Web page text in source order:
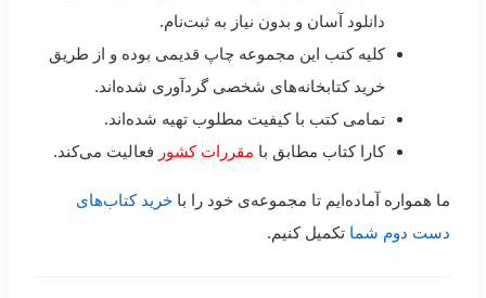
دانلود آسان و بدون نیاز به ثبت‌نام.
کلیه کتب این مجموعه چاپ قدیمی بوده و از طریق
خرید کتابخانه‌های شخصی گردآوری شده‌اند.
تمامی کتب با کیفیت مطلوب تهیه شده‌اند.
کارا کتاب مطابق با مقررات کشور فعالیت می‌کند.
ما همواره آماده‌ایم تا مجموعه‌ی خود را با خرید کتاب‌های
دست دوم شما تکمیل کنیم.